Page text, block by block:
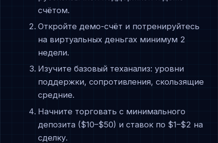
счётом.
Откройте демо-счёт и потренируйтесь
на виртуальных деньгах минимум 2
недели.
Изучите базовый теханализ: уровни
поддержки, сопротивления, скользящие
средние.
Начните торговать с минимального
депозита ($10–$50) и ставок по $1–$2 на
сделку.